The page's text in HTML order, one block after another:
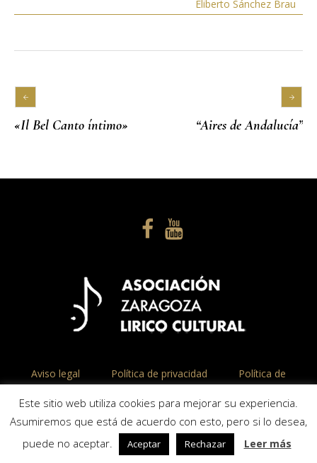
Eliberto Sánchez Brau
«Il Bel Canto íntimo» “Aires de Andalucía”
Aviso legal Política de privacidad
Política de
© Asociación Zaragoza Lírico Cultural ASLC
Este sitio web utiliza cookies para mejorar su experiencia.
Asumiremos que está de acuerdo con esto, pero si lo desea,
puede no aceptar.
Aceptar Rechazar Leer más